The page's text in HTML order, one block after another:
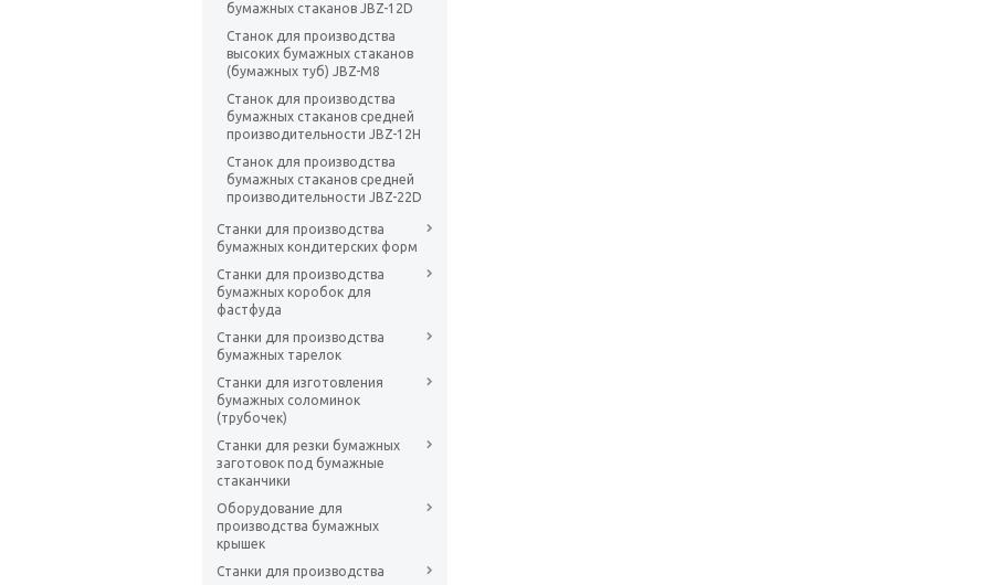
бумажных стаканов JBZ-12D
Станок для производства
высоких бумажных стаканов
(бумажных туб) JBZ-M8
Станок для производства
бумажных стаканов средней
производительности JBZ-12H
Станок для производства
бумажных стаканов средней
производительности JBZ-22D
Станки для производства
бумажных кондитерских форм
Станки для производства
бумажных коробок для
фастфуда
Станки для производства
бумажных тарелок
Станки для изготовления
бумажных соломинок
(трубочек)
Станки для резки бумажных
заготовок под бумажные
стаканчики
Оборудование для
производства бумажных
крышек
Станки для производства